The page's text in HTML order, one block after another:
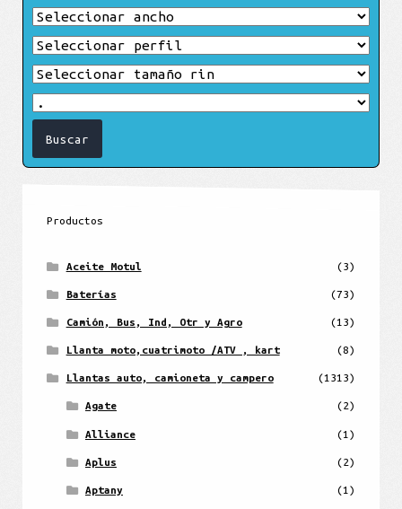
Productos
Aceite Motul (3)
Baterías (73)
Camión, Bus, Ind, Otr y Agro (13)
Llanta moto,cuatrimoto /ATV , kart (8)
Llantas auto, camioneta y campero (1313)
Agate (2)
Alliance (1)
Aplus (2)
Aptany (1)